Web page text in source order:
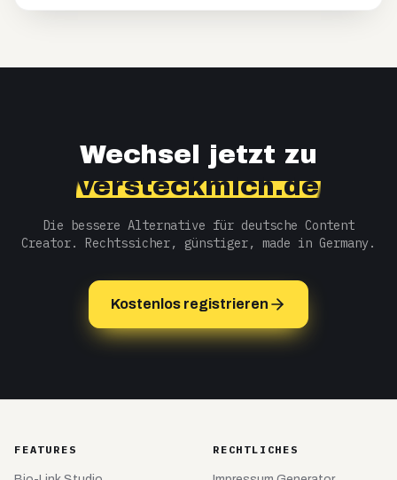
Wechsel jetzt zu
versteckmich.de
Die bessere Alternative für deutsche Content
Creator. Rechtssicher, günstiger, made in Germany.
Kostenlos registrieren
FEATURES RECHTLICHES